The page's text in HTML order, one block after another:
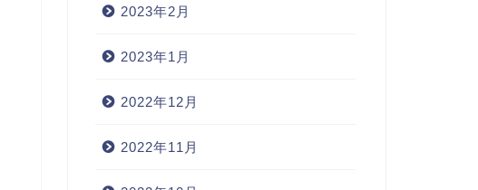
2023年2月
2023年1月
2022年12月
2022年11月